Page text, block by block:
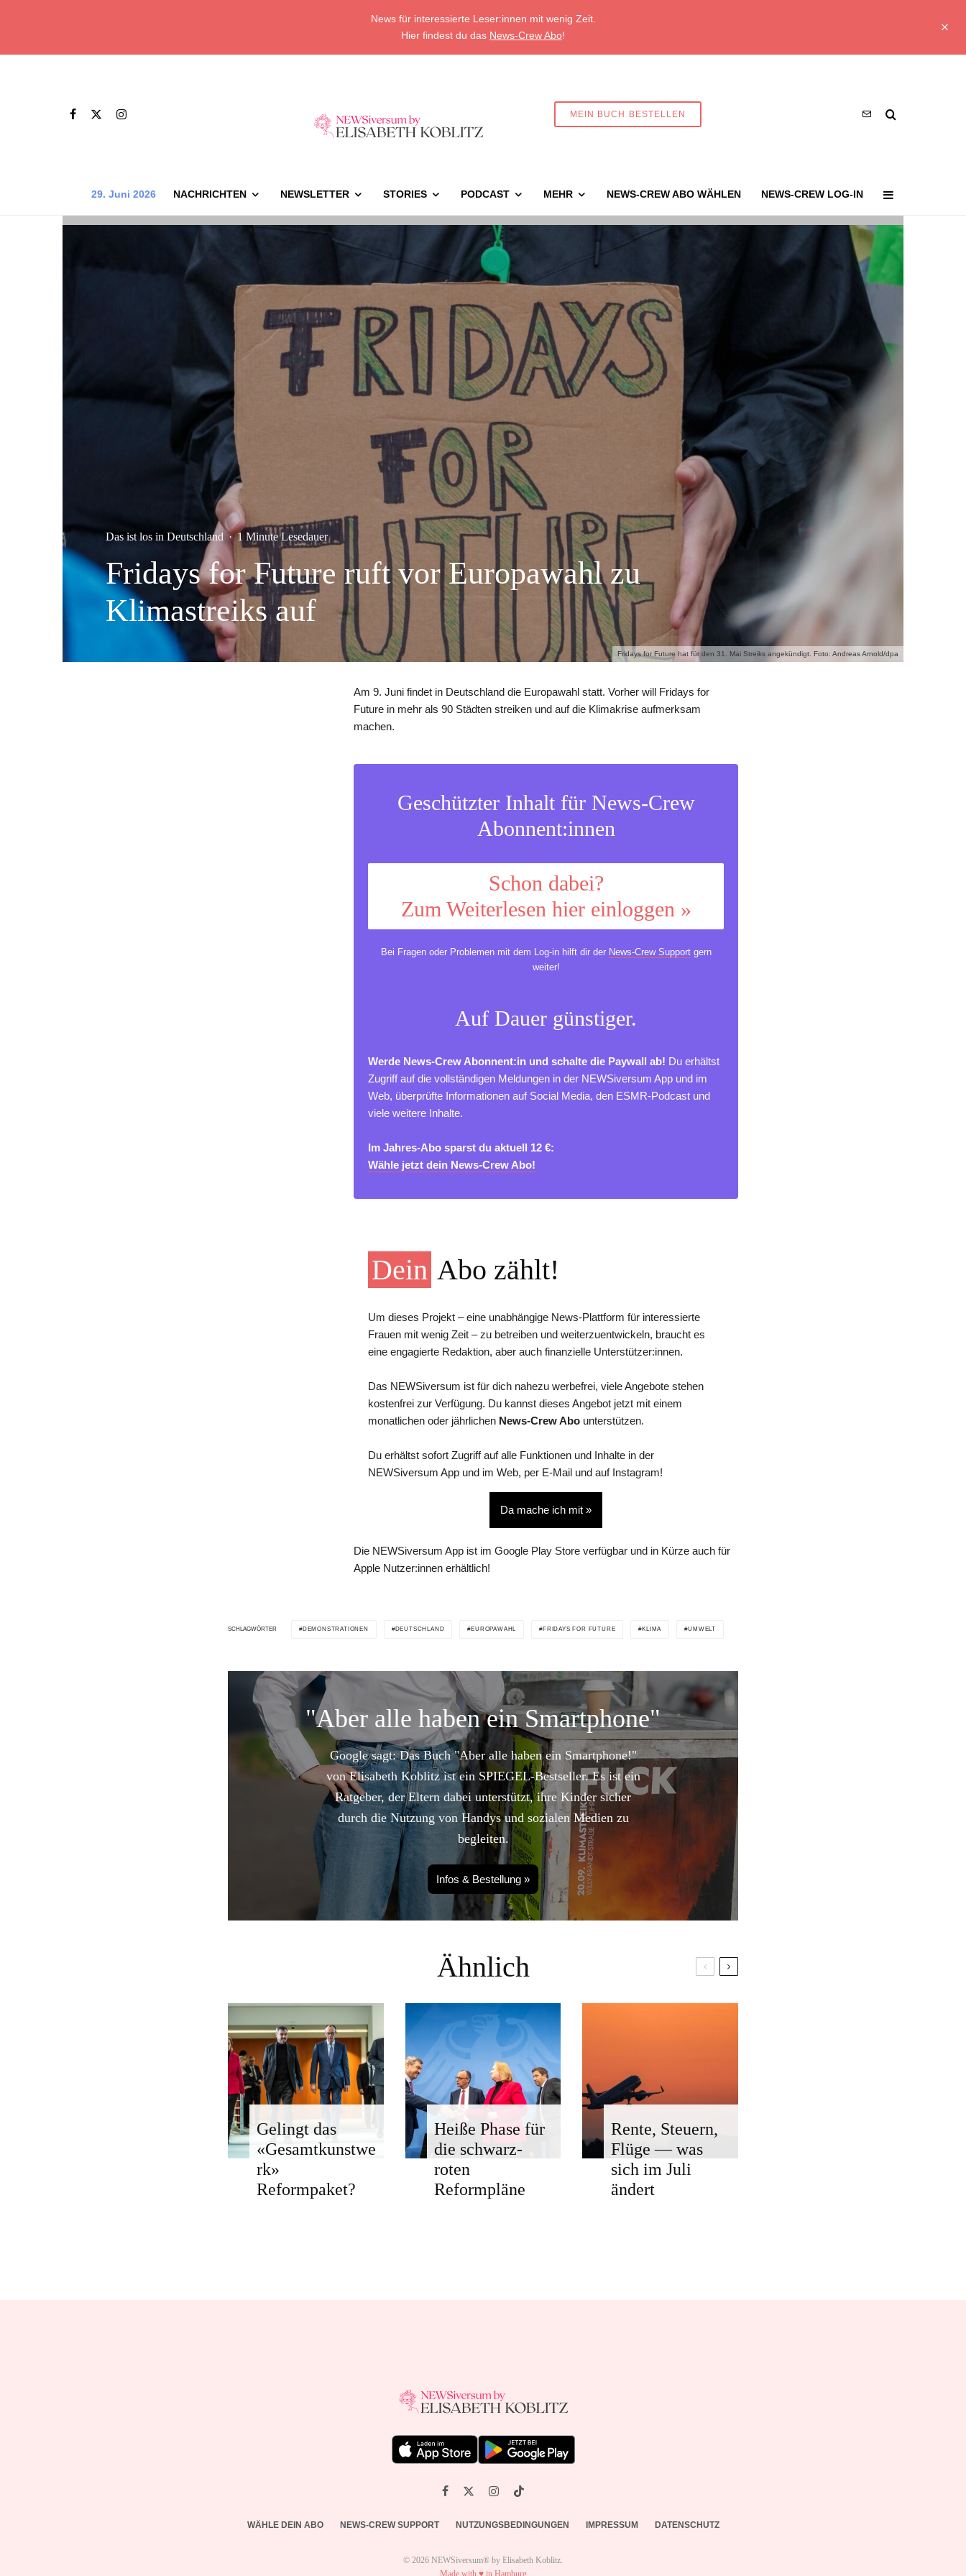
News für interessierte Leser:innen mit wenig Zeit.
Hier findest du das News-Crew Abo!
MEIN BUCH BESTELLEN
29. Juni 2026 NACHRICHTEN NEWSLETTER STORIES PODCAST MEHR NEWS-CREW ABO WÄHLEN NEWS-CREW LOG-IN
Fridays for Future hat für den 31. Mai Streiks angekündigt. Foto: Andreas Arnold/dpa
Das ist los in Deutschland · 1 Minute Lesedauer
Fridays for Future ruft vor Europawahl zu
Klimastreiks auf
Am 9. Juni findet in Deutschland die Europawahl statt. Vorher will Fridays for
Future in mehr als 90 Städten streiken und auf die Klimakrise aufmerksam
machen.
Geschützter Inhalt für News-Crew
Abonnent:innen
Schon dabei?
Zum Weiterlesen hier einloggen »
Bei Fragen oder Problemen mit dem Log-in hilft dir der News-Crew Supportgern
weiter!
Auf Dauer günstiger.
Werde News-Crew Abonnent:in und schalte die Paywall ab! Du erhältst
Zugriff auf die vollständigen Meldungen in der NEWSiversum App und im
Web, überprüfte Informationen auf Social Media, den ESMR-Podcast und
viele weitere Inhalte.
Im Jahres-Abo sparst du aktuell 12 €:
Wähle jetzt dein News-Crew Abo!
Dein Abo zählt!
Um dieses Projekt – eine unabhängige News-Plattform für interessierte
Frauen mit wenig Zeit – zu betreiben und weiterzuentwickeln, braucht es
eine engagierte Redaktion, aber auch finanzielle Unterstützer:innen.
Das NEWSiversum ist für dich nahezu werbefrei, viele Angebote stehen
kostenfrei zur Verfügung. Du kannst dieses Angebot jetzt mit einem
monatlichen oder jährlichen News-Crew Abo unterstützen.
Du erhältst sofort Zugriff auf alle Funktionen und Inhalte in der
NEWSiversum App und im Web, per E-Mail und auf Instagram!
Da mache ich mit »
Die NEWSiversum App ist im Google Play Store verfügbar und in Kürze auch für
Apple Nutzer:innen erhältlich!
SCHLAGWÖRTER DEMONSTRATIONEN DEUTSCHLAND EUROPAWAHL FRIDAYS FOR FUTURE KLIMA UMWELT
"Aber alle haben ein Smartphone"
Google sagt: Das Buch "Aber alle haben ein Smartphone!"
von Elisabeth Koblitz ist ein SPIEGEL-Bestseller. Es ist ein
Ratgeber, der Eltern dabei unterstützt, ihre Kinder sicher
durch die Nutzung von Handys und sozialen Medien zu
begleiten.
Infos & Bestellung »
Ähnlich
Gelingt das
«Gesamtkunstwe
rk»
Reformpaket?
Heiße Phase für
die schwarz-
roten
Reformpläne
Rente, Steuern,
Flüge — was
sich im Juli
ändert
WÄHLE DEIN ABO NEWS-CREW SUPPORT NUTZUNGSBEDINGUNGEN IMPRESSUM DATENSCHUTZ
© 2026 NEWSiversum® by Elisabeth Koblitz.